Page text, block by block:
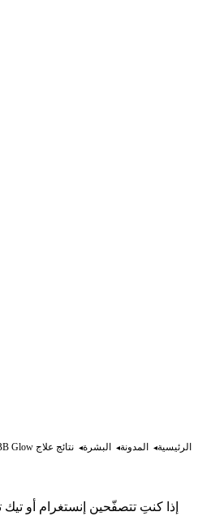
الرئيسية المدونة البشرة نتائج علاج BB Glow قبل وبعد في دبي
إذا كنتِ تتصفّحين إنستغرام أو